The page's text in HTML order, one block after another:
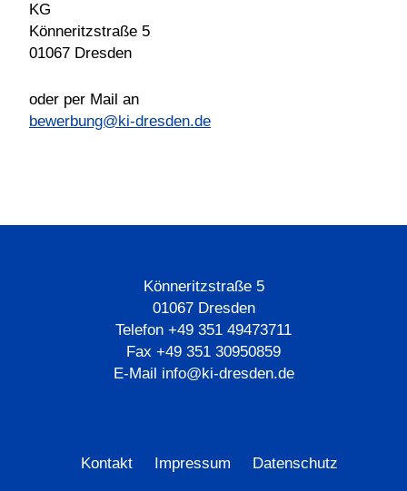
KG
Könneritzstraße 5
01067 Dresden
oder per Mail an
bewerbung@ki-dresden.de
Könneritzstraße 5
01067 Dresden
Telefon +49 351 49473711
Fax +49 351 30950859
E-Mail info@ki-dresden.de
überspringen
Kontakt Impressum Datenschutz